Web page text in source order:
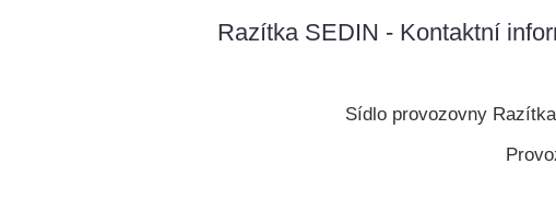
Sídlo provozovny
Razítka SEDIN - Kontaktní